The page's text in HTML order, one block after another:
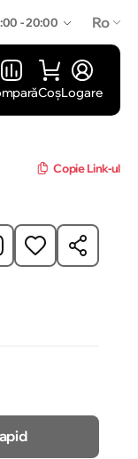
- 20:00 Ro
CoșLogare
Copie Link-ul